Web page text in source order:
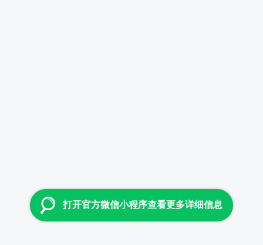
打开官方微信小程序查看更多详细信息